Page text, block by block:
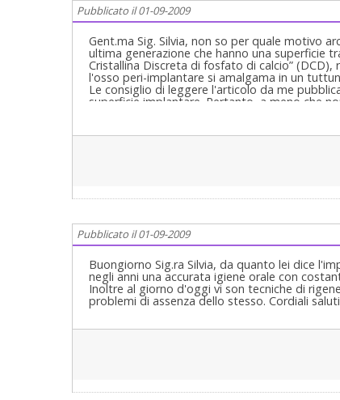
Pubblicato il 01-09-2009
Gent.ma Sig. Silvia, non so per quale motivo
ultima generazione che hanno una superficie
Cristallina Discreta di fosfato di calcio”
l'osso peri-implantare si amalgama in un
Le consiglio di leggere l'articolo da me
superficie implantare. Pertanto, a meno che
Pubblicato il 01-09-2009
Buongiorno Sig.ra Silvia, da quanto lei dice
negli anni una accurata igiene orale con
Inoltre al giorno d'oggi vi son tecniche di
problemi di assenza dello stesso. Cordiali saluti